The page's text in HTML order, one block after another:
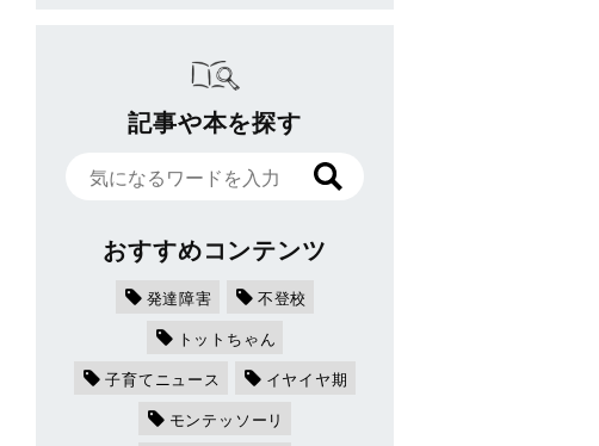
記事や本を探す
おすすめコンテンツ
発達障害
不登校
トットちゃん
子育てニュース
イヤイヤ期
モンテッソーリ